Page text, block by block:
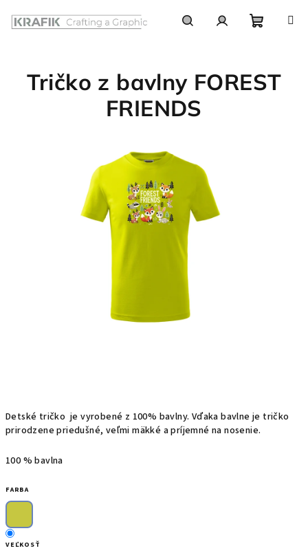
košík
Detské tričko jevyrobené z 100% bavlny. Vďaka bavlneje tričko
prirodzene priedušné, veľmi mäkké a príjemné na nosenie.
100 % bavlna
FARBA
VEĽKOSŤ
Tričko z bavlny FOREST
FRIENDS